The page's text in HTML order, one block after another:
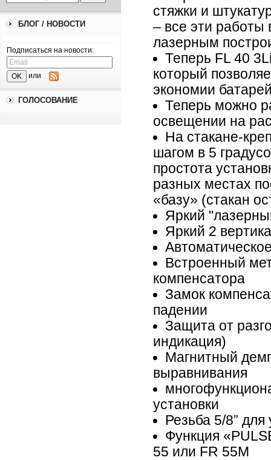
БЛОГ / НОВОСТИ
Подписаться на новости:
или
ГОЛОСОВАНИЕ
стяжки и
– все эти
лазерным
Теперь FL 40
который
экономии
Теперь можно
освещении на
На стакане-
шагом в 5
простота
разных местах
«базу» (стакан
Яркий
Яркий 2
Встроенный
компенсатора
Замок
падении
Защита от
индикация)
Магнитный
выравнивания
установки
Резьба 5/8”
Функция
55 или FR 55M